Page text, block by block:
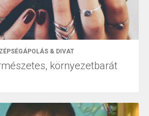
& DIVAT
környezetbarát